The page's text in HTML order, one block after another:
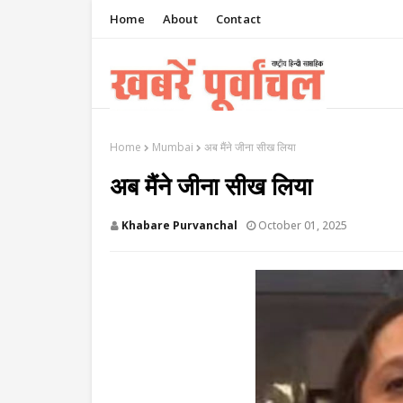
Home About Contact
Home Mumbai अब मैंने जीना सीख लिया
अब मैंने जीना सीख लिया
Khabare Purvanchal October 01, 2025